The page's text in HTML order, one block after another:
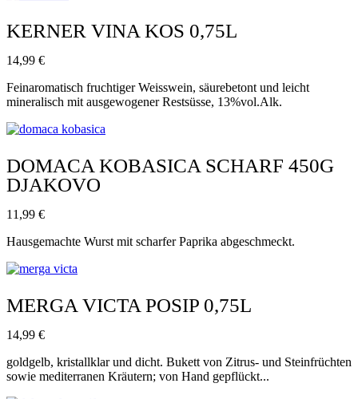
KERNER VINA KOS 0,75L
14,99 €
Feinaromatisch fruchtiger Weisswein, säurebetont und leicht
mineralisch mit ausgewogener Restsüsse, 13%vol.Alk.
DOMACA KOBASICA SCHARF 450G
DJAKOVO
11,99 €
Hausgemachte Wurst mit scharfer Paprika abgeschmeckt.
MERGA VICTA POSIP 0,75L
14,99 €
goldgelb, kristallklar und dicht. Bukett von Zitrus- und Steinfrüchten
sowie mediterranen Kräutern; von Hand gepflückt...